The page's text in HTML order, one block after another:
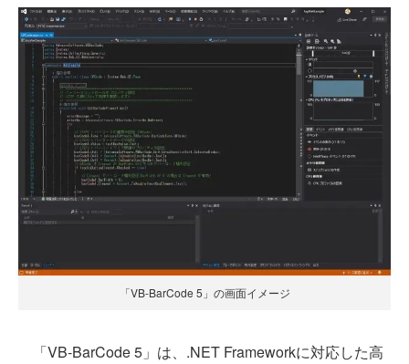
「VB-BarCode 5」の画面イメージ
「VB-BarCode 5」は、.NET Frameworkに対応した高